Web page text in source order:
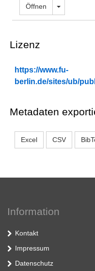
Öffnen Dropdown
Lizenz
https://www.fu-
berlin.de/sites/ub/
Metadaten
Excel CSV
Information
Kontakt
Impressum
Datenschutz